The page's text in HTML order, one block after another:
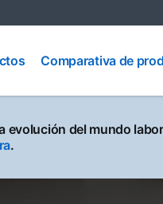
de
Comparativa de
evolución del mundo
.